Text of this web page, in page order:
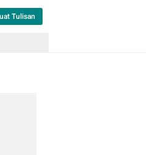
Tulisan